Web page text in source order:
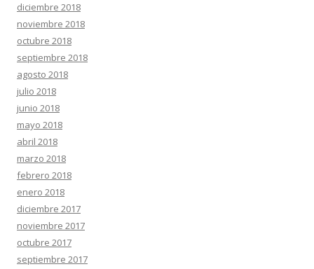
diciembre 2018
noviembre 2018
octubre 2018
septiembre 2018
agosto 2018
julio 2018
junio 2018
mayo 2018
abril 2018
marzo 2018
febrero 2018
enero 2018
diciembre 2017
noviembre 2017
octubre 2017
septiembre 2017